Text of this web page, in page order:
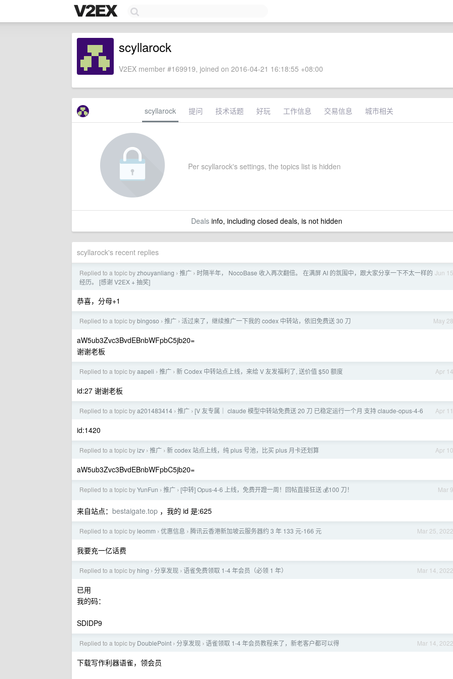
scyllarock
V2EX member #169919, joined on 2016-04-21 16:18:55 +08:00
scyllarock 提问 技术话题 好玩 工作信息 交易信息 城市相关
Per scyllarock's settings, the topics list is hidden
Dealsinfo, including closed deals, is not hidden
scyllarock's recent replies
Jun 15
Replied to a topic byzhouyanliang › 推广 › 时隔半年， NocoBase 收入再次翻倍。 在满屏 AI 的氛围中，跟大家分享一下不太一样的
经历。 [感谢 V2EX + 抽奖]
恭喜，分母+1
May 28
Replied to a topic bybingoso › 推广 › 活过来了，继续推广一下我的 codex 中转站，依旧免费送 30 刀
aW5ub3Zvc3BvdEBnbWFpbC5jb20=
谢谢老板
Apr 14
Replied to a topic byaapeli › 推广 › 新 Codex 中转站点上线，来给 V 友发福利了, 送价值 $50 额度
id:27 谢谢老板
Apr 11
Replied to a topic bya201483414 › 推广 › [V 友专属｜ claude 模型中转站免费送 20 刀 已稳定运行一个月 支持 claude-opus-4-6
id:1420
Apr 10
Replied to a topic byizv › 推广 › 新 codex 站点上线，纯 plus 号池，比买 plus 月卡还划算
aW5ub3Zvc3BvdEBnbWFpbC5jb20=
Mar 9
Replied to a topic byYunFun › 推广 › [中转] Opus-4-6 上线，免费开蹬一周！回帖直接狂送 💰100 刀！
来自站点： bestaigate.top ，我的 id 是:625
Mar 25, 2022
Replied to a topic by leomm › 优惠信息 › 腾讯云香港新加坡云服务器约 3 年 133 元-166 元
我要充一亿话费
Mar 14, 2022
Replied to a topic by hing › 分享发现 › 语雀免费领取 1-4 年会员（必领 1 年）
已用
我的码：
SDIDP9
Mar 14, 2022
Replied to a topic by DoublePoint › 分享发现 › 语雀领取 1-4 年会员教程来了，新老客户都可以得
下载写作利器语雀，领会员